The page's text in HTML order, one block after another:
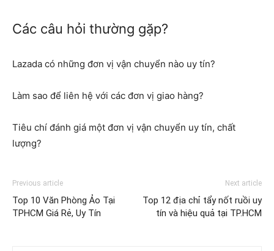
Các câu hỏi thường gặp?
Lazada có những đơn vị vận chuyển nào uy tín?
Làm sao để liên hệ với các đơn vị giao hàng?
Tiêu chí đánh giá một đơn vị vận chuyển uy tín, chất
lượng?
Previous article
Top 10 Văn Phòng Ảo Tại
TPHCM Giá Rẻ, Uy Tín
Next article
Top 12 địa chỉ tẩy nốt ruồi uy
tín và hiệu quả tại TP.HCM